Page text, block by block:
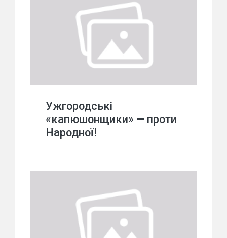
Ужгородські
«капюшонщики» — проти
Народної!